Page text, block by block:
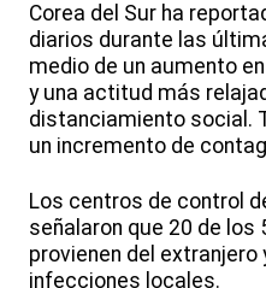
Corea del Sur ha
diarios durante las
medio de un aumento
y una actitud más
distanciamiento social.
un incremento de
Los centros de control
señalaron que 20 de los
provienen del extranjero
infecciones locales.